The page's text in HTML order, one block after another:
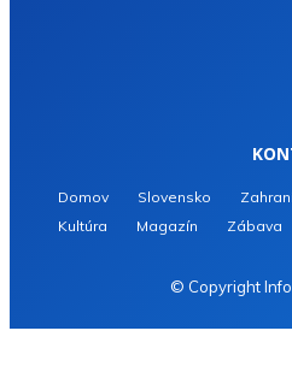
Domov Slovensko
Kultúra
Magazín Zábava
© Copyright